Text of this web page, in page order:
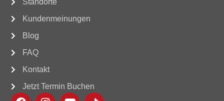
Standorte
Kundenmeinungen
Blog
FAQ
Kontakt
Jetzt Termin Buchen